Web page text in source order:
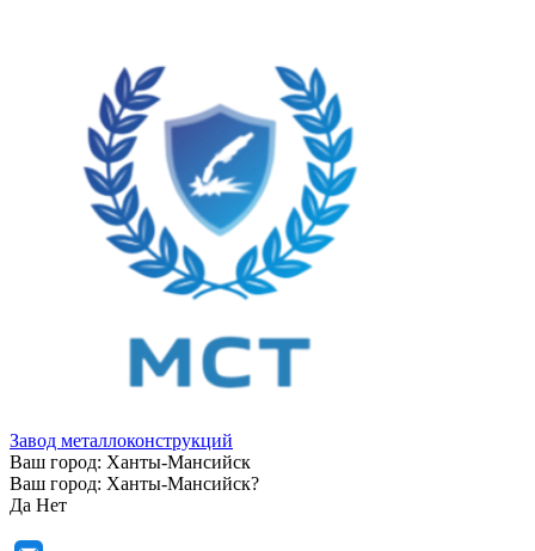
Завод металлоконструкций
Ваш город: Ханты-Мансийск
Ваш город: Ханты-Мансийск?
Да Нет